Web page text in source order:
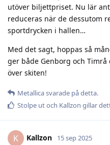
utöver biljettpriset. Nu lär
reduceras när de dessutom
sportdrycken i hallen…
Med det sagt, hoppas så
ger både Genborg och Timrå
över skiten!
Metallicasvarade på detta.
Stolpe utoch Kallzon gillar
K Kallzon 15 sep 2025